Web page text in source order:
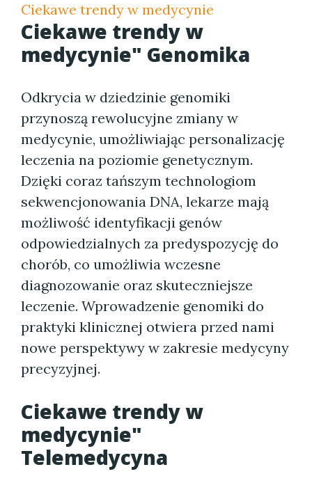
Ciekawe trendy w medycynie
Ciekawe trendy w
medycynie" Genomika
Odkrycia w dziedzinie genomiki
przynoszą rewolucyjne zmiany w
medycynie, umożliwiając personalizację
leczenia na poziomie genetycznym.
Dzięki coraz tańszym technologiom
sekwencjonowania DNA, lekarze mają
możliwość identyfikacji genów
odpowiedzialnych za predyspozycję do
chorób, co umożliwia wczesne
diagnozowanie oraz skuteczniejsze
leczenie. Wprowadzenie genomiki do
praktyki klinicznej otwiera przed nami
nowe perspektywy w zakresie medycyny
precyzyjnej.
Ciekawe trendy w
medycynie"
Telemedycyna